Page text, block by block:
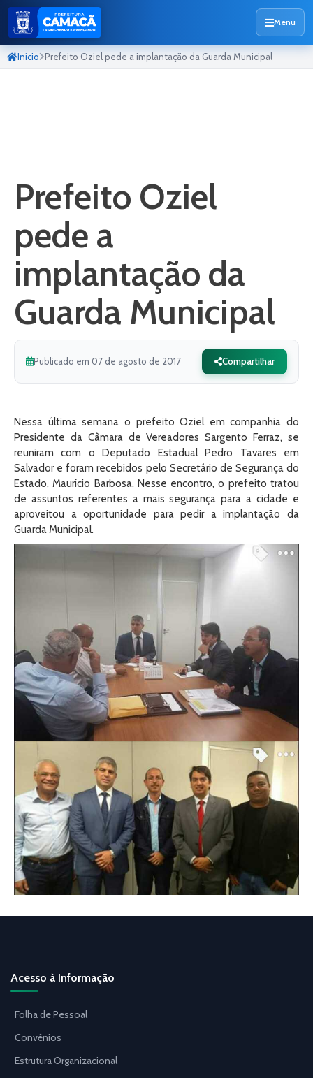
Menu
Início Prefeito Oziel pede a implantação da Guarda Municipal
Prefeito Oziel
pede a
implantação da
Guarda Municipal
Publicado em 07 de agosto de 2017 Compartilhar
Nessa última semana o prefeito Oziel em companhia do
Presidente da Câmara de Vereadores Sargento Ferraz, se
reuniram com o Deputado Estadual Pedro Tavares em
Salvador e foram recebidos pelo Secretário de Segurança do
Estado, Maurício Barbosa. Nesse encontro, o prefeito tratou
de assuntos referentes a mais segurança para a cidade e
aproveitou a oportunidade para pedir a implantação da
Guarda Municipal.
Acesso à Informação
Folha de Pessoal
Convênios
Estrutura Organizacional